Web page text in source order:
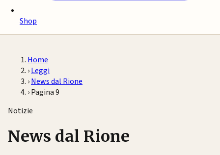
Shop
Home
›Leggi
›News dal Rione
›Pagina 9
Notizie
News dal Rione